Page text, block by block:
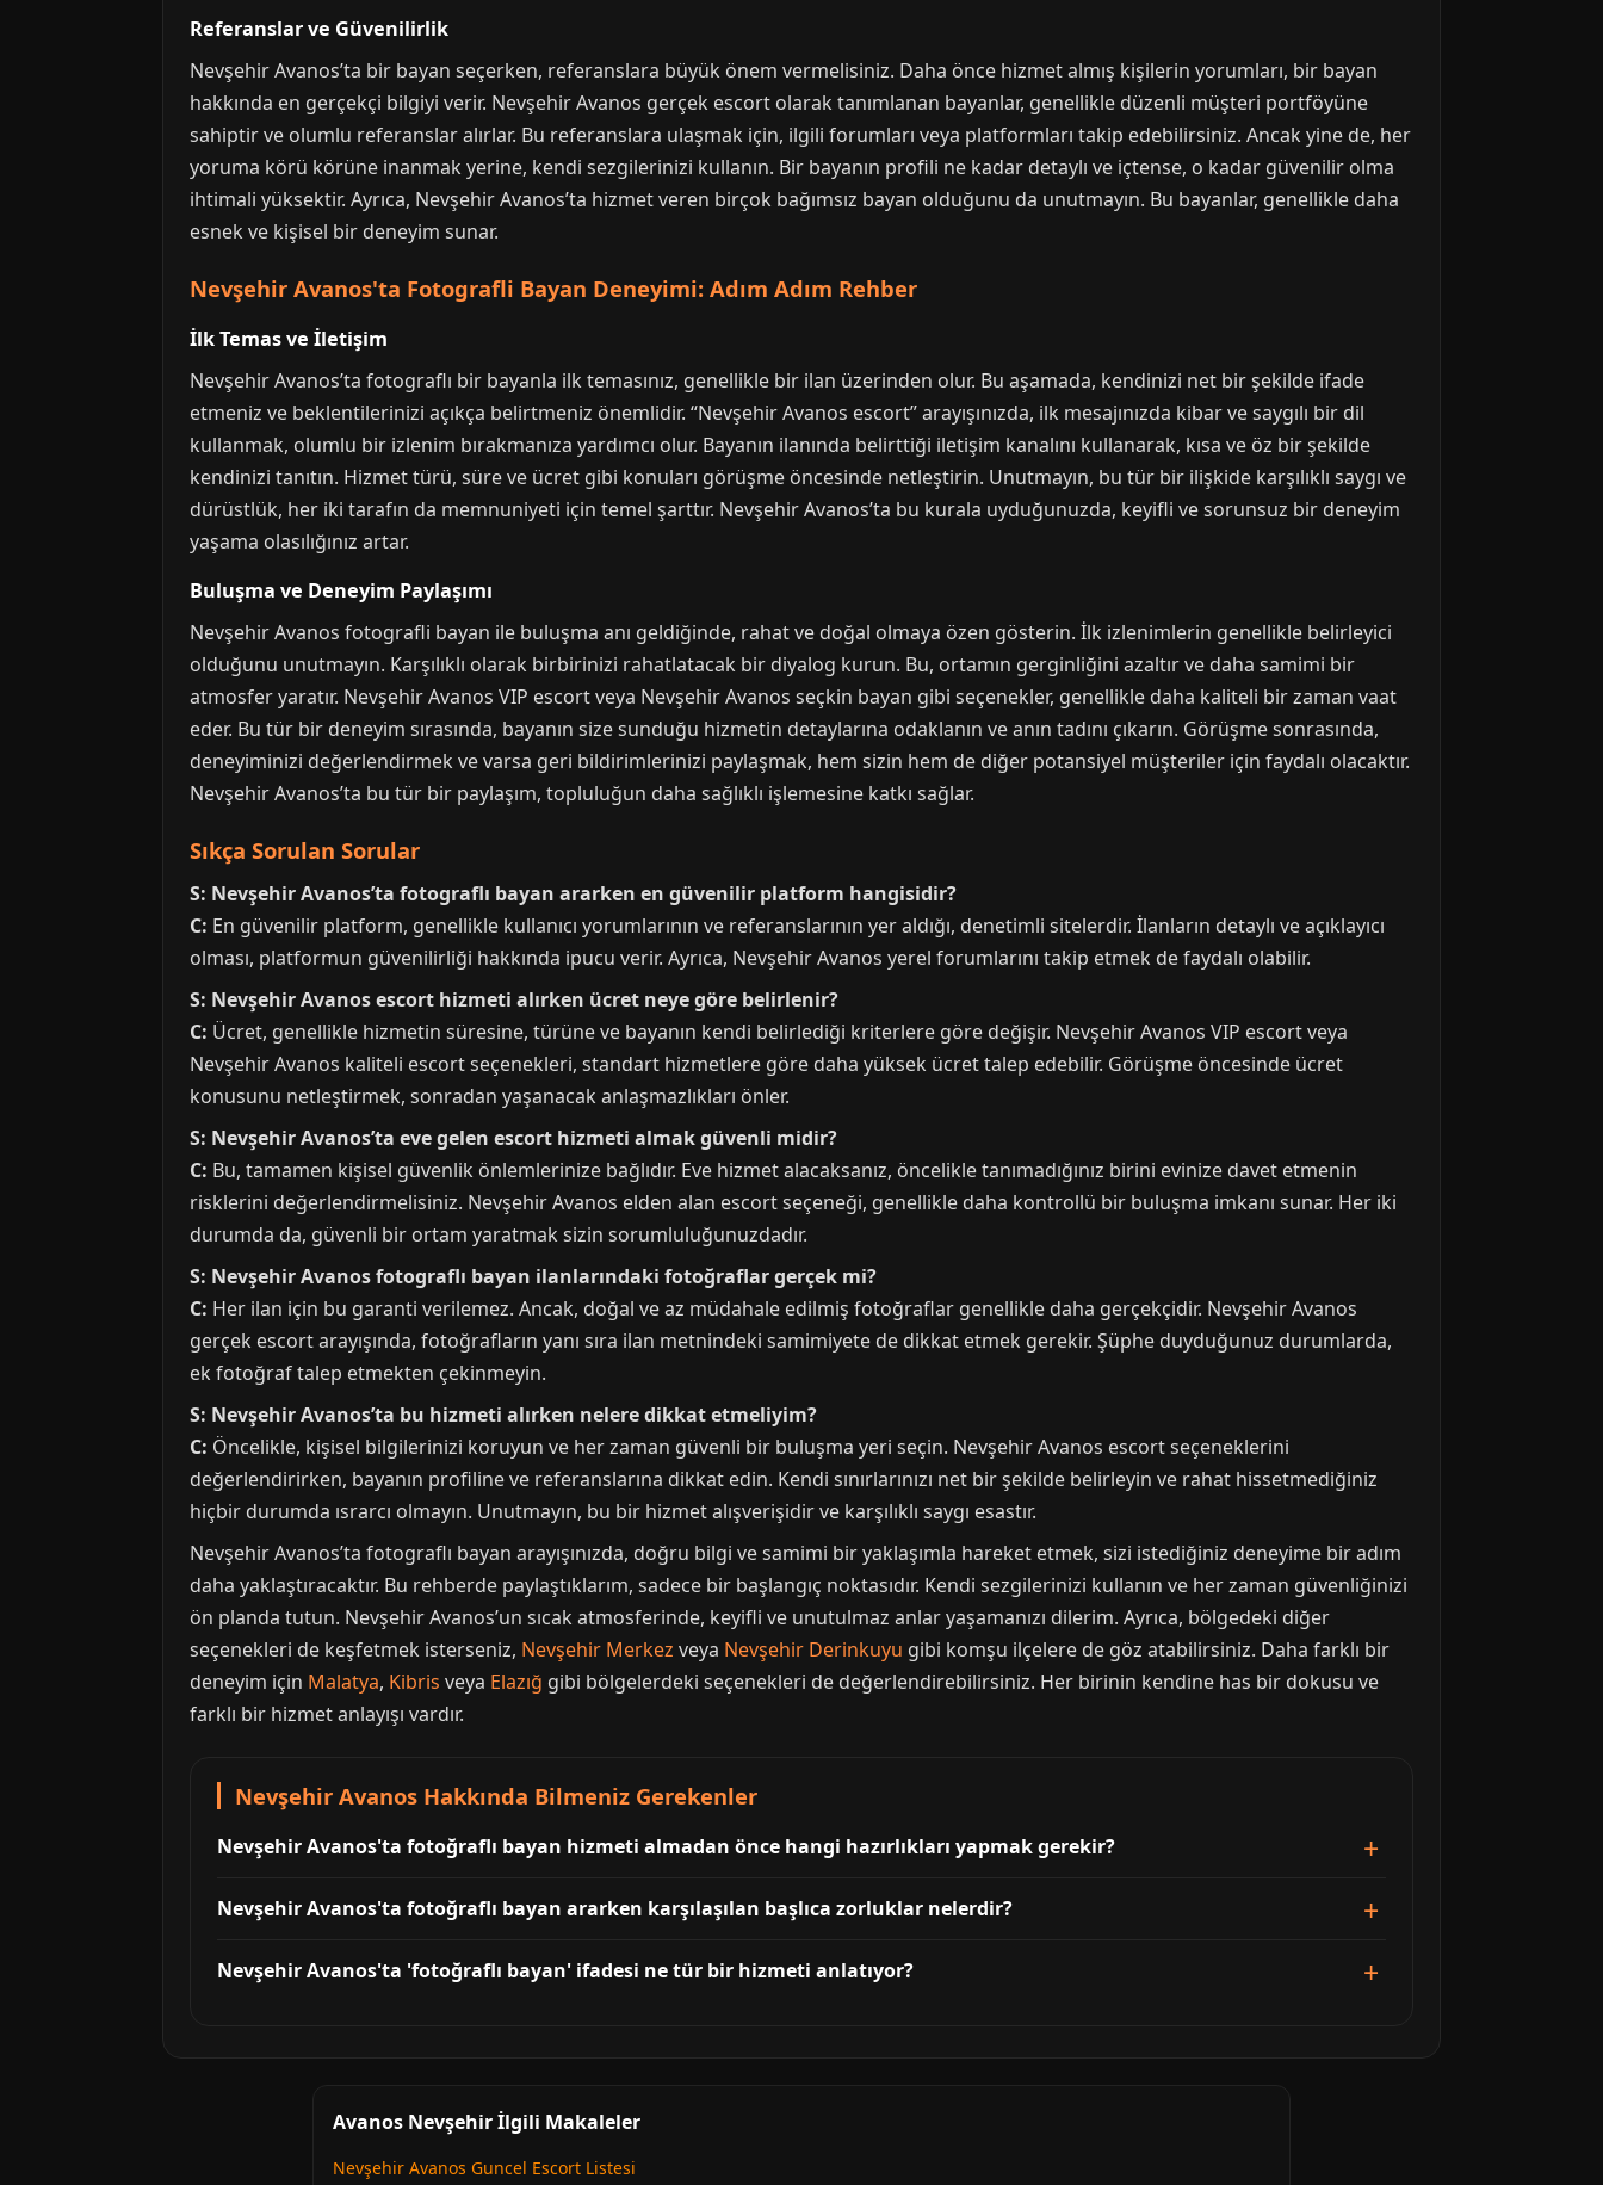
Referanslar ve Güvenilirlik
Nevşehir Avanos’ta bir bayan seçerken, referanslara büyük önem vermelisiniz. Daha önce hizmet almış kişilerin yorumları, bir bayan
hakkında en gerçekçi bilgiyi verir. Nevşehir Avanos gerçek escort olarak tanımlanan bayanlar, genellikle düzenli müşteri portföyüne
sahiptir ve olumlu referanslar alırlar. Bu referanslara ulaşmak için, ilgili forumları veya platformları takip edebilirsiniz. Ancak yine de, her
yoruma körü körüne inanmak yerine, kendi sezgilerinizi kullanın. Bir bayanın profili ne kadar detaylı ve içtense, o kadar güvenilir olma
ihtimali yüksektir. Ayrıca, Nevşehir Avanos’ta hizmet veren birçok bağımsız bayan olduğunu da unutmayın. Bu bayanlar, genellikle daha
esnek ve kişisel bir deneyim sunar.
Nevşehir Avanos'ta Fotografli Bayan Deneyimi: Adım Adım Rehber
İlk Temas ve İletişim
Nevşehir Avanos’ta fotograflı bir bayanla ilk temasınız, genellikle bir ilan üzerinden olur. Bu aşamada, kendinizi net bir şekilde ifade
etmeniz ve beklentilerinizi açıkça belirtmeniz önemlidir. “Nevşehir Avanos escort” arayışınızda, ilk mesajınızda kibar ve saygılı bir dil
kullanmak, olumlu bir izlenim bırakmanıza yardımcı olur. Bayanın ilanında belirttiği iletişim kanalını kullanarak, kısa ve öz bir şekilde
kendinizi tanıtın. Hizmet türü, süre ve ücret gibi konuları görüşme öncesinde netleştirin. Unutmayın, bu tür bir ilişkide karşılıklı saygı ve
dürüstlük, her iki tarafın da memnuniyeti için temel şarttır. Nevşehir Avanos’ta bu kurala uyduğunuzda, keyifli ve sorunsuz bir deneyim
yaşama olasılığınız artar.
Buluşma ve Deneyim Paylaşımı
Nevşehir Avanos fotografli bayan ile buluşma anı geldiğinde, rahat ve doğal olmaya özen gösterin. İlk izlenimlerin genellikle belirleyici
olduğunu unutmayın. Karşılıklı olarak birbirinizi rahatlatacak bir diyalog kurun. Bu, ortamın gerginliğini azaltır ve daha samimi bir
atmosfer yaratır. Nevşehir Avanos VIP escort veya Nevşehir Avanos seçkin bayan gibi seçenekler, genellikle daha kaliteli bir zaman vaat
eder. Bu tür bir deneyim sırasında, bayanın size sunduğu hizmetin detaylarına odaklanın ve anın tadını çıkarın. Görüşme sonrasında,
deneyiminizi değerlendirmek ve varsa geri bildirimlerinizi paylaşmak, hem sizin hem de diğer potansiyel müşteriler için faydalı olacaktır.
Nevşehir Avanos’ta bu tür bir paylaşım, topluluğun daha sağlıklı işlemesine katkı sağlar.
Sıkça Sorulan Sorular
S: Nevşehir Avanos’ta fotograflı bayan ararken en güvenilir platform hangisidir?
C: En güvenilir platform, genellikle kullanıcı yorumlarının ve referanslarının yer aldığı, denetimli sitelerdir. İlanların detaylı ve açıklayıcı
olması, platformun güvenilirliği hakkında ipucu verir. Ayrıca, Nevşehir Avanos yerel forumlarını takip etmek de faydalı olabilir.
S: Nevşehir Avanos escort hizmeti alırken ücret neye göre belirlenir?
C: Ücret, genellikle hizmetin süresine, türüne ve bayanın kendi belirlediği kriterlere göre değişir. Nevşehir Avanos VIP escort veya
Nevşehir Avanos kaliteli escort seçenekleri, standart hizmetlere göre daha yüksek ücret talep edebilir. Görüşme öncesinde ücret
konusunu netleştirmek, sonradan yaşanacak anlaşmazlıkları önler.
S: Nevşehir Avanos’ta eve gelen escort hizmeti almak güvenli midir?
C: Bu, tamamen kişisel güvenlik önlemlerinize bağlıdır. Eve hizmet alacaksanız, öncelikle tanımadığınız birini evinize davet etmenin
risklerini değerlendirmelisiniz. Nevşehir Avanos elden alan escort seçeneği, genellikle daha kontrollü bir buluşma imkanı sunar. Her iki
durumda da, güvenli bir ortam yaratmak sizin sorumluluğunuzdadır.
S: Nevşehir Avanos fotograflı bayan ilanlarındaki fotoğraflar gerçek mi?
C: Her ilan için bu garanti verilemez. Ancak, doğal ve az müdahale edilmiş fotoğraflar genellikle daha gerçekçidir. Nevşehir Avanos
gerçek escort arayışında, fotoğrafların yanı sıra ilan metnindeki samimiyete de dikkat etmek gerekir. Şüphe duyduğunuz durumlarda,
ek fotoğraf talep etmekten çekinmeyin.
S: Nevşehir Avanos’ta bu hizmeti alırken nelere dikkat etmeliyim?
C: Öncelikle, kişisel bilgilerinizi koruyun ve her zaman güvenli bir buluşma yeri seçin. Nevşehir Avanos escort seçeneklerini
değerlendirirken, bayanın profiline ve referanslarına dikkat edin. Kendi sınırlarınızı net bir şekilde belirleyin ve rahat hissetmediğiniz
hiçbir durumda ısrarcı olmayın. Unutmayın, bu bir hizmet alışverişidir ve karşılıklı saygı esastır.
Nevşehir Avanos’ta fotograflı bayan arayışınızda, doğru bilgi ve samimi bir yaklaşımla hareket etmek, sizi istediğiniz deneyime bir adım
daha yaklaştıracaktır. Bu rehberde paylaştıklarım, sadece bir başlangıç noktasıdır. Kendi sezgilerinizi kullanın ve her zaman güvenliğinizi
ön planda tutun. Nevşehir Avanos’un sıcak atmosferinde, keyifli ve unutulmaz anlar yaşamanızı dilerim. Ayrıca, bölgedeki diğer
seçenekleri de keşfetmek isterseniz, Nevşehir Merkez veya Nevşehir Derinkuyu gibi komşu ilçelere de göz atabilirsiniz. Daha farklı bir
deneyim için Malatya, Kibris veya Elazığ gibi bölgelerdeki seçenekleri de değerlendirebilirsiniz. Her birinin kendine has bir dokusu ve
farklı bir hizmet anlayışı vardır.
Nevşehir Avanos Hakkında Bilmeniz Gerekenler
Nevşehir Avanos'ta fotoğraflı bayan hizmeti almadan önce hangi hazırlıkları yapmak gerekir?
Nevşehir Avanos'ta fotoğraflı bayan ararken karşılaşılan başlıca zorluklar nelerdir?
Nevşehir Avanos'ta 'fotoğraflı bayan' ifadesi ne tür bir hizmeti anlatıyor?
Avanos Nevşehir İlgili Makaleler
Nevşehir Avanos Guncel Escort Listesi